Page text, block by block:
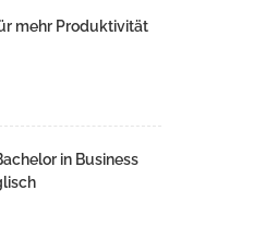
mehr Produktivität
in Business